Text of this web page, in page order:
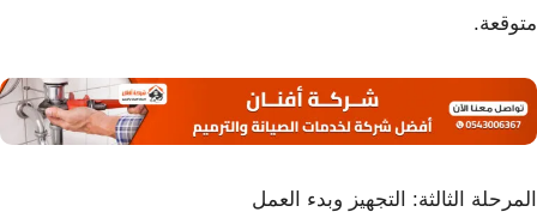
متوقعة.
المرحلة الثالثة: التجهيز وبدء العمل